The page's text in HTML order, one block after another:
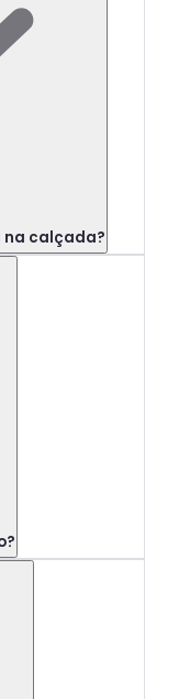
na calçada?